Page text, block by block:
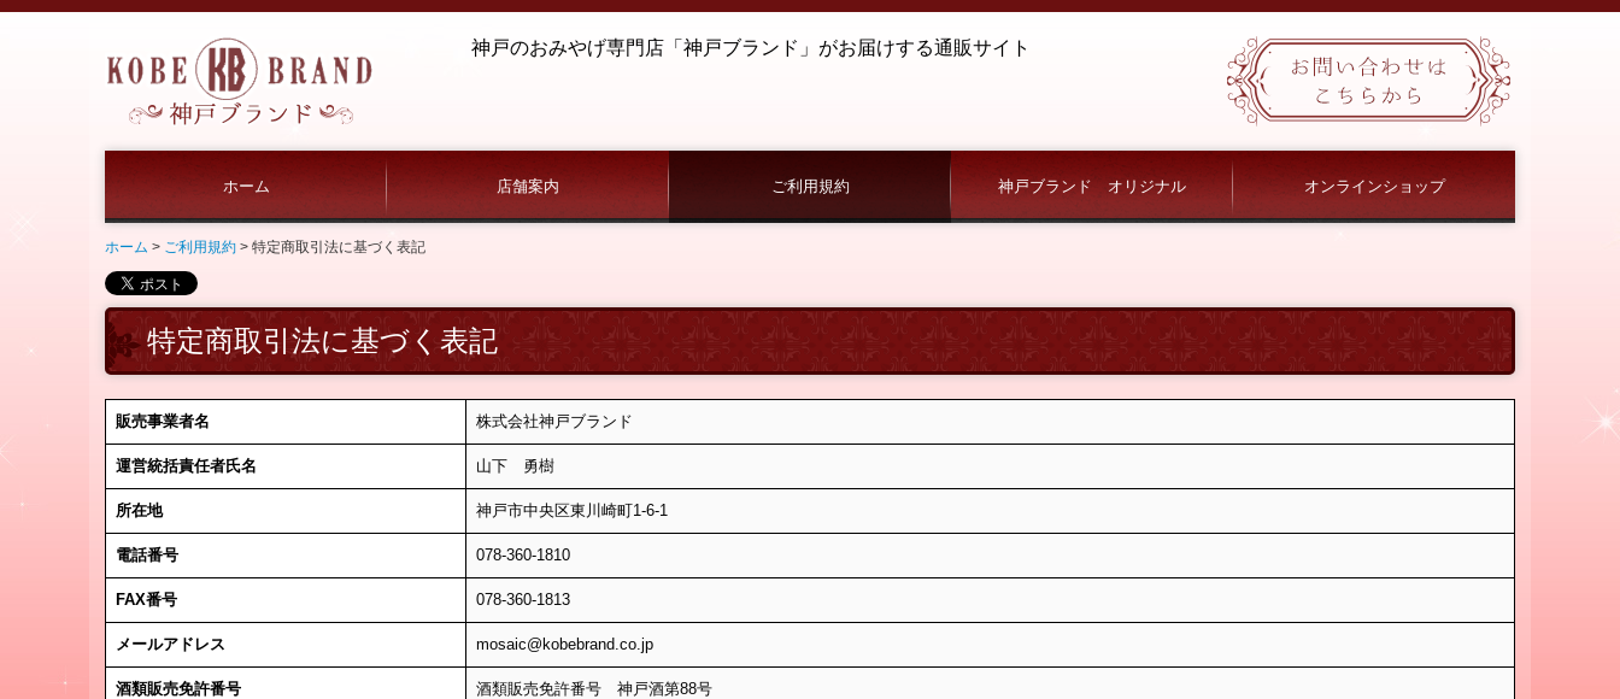
神戸のおみやげ専門店「神戸ブランド」がお届けする通販サイト
ホーム 店舗案内 ご利用規約 神戸ブランド オリジナル オンラインショップ
ホーム ご利用規約 特定商取引法に基づく表記
特定商取引法に基づく表記
販売事業者名 株式会社神戸ブランド
運営統括責任者氏名 山下 勇樹
所在地 神戸市中央区東川崎町1-6-1
電話番号 078-360-1810
FAX番号 078-360-1813
メールアドレス mosaic@kobebrand.co.jp
酒類販売免許番号 酒類販売免許番号 神戸酒第88号